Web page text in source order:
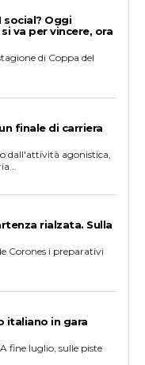
social? Oggi
va per vincere, ora
di Coppa del
finale di carriera
dall'attività agonistica,
rialzata. Sulla
Corones i preparativi
italiano in gara
fine luglio, sulle piste